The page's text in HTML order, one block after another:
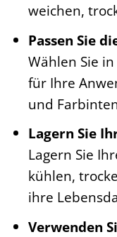
weichen,
Passen Sie
Wählen Sie
für Ihre
und
Lagern Sie
Lagern Sie
kühlen,
ihre
Verwenden